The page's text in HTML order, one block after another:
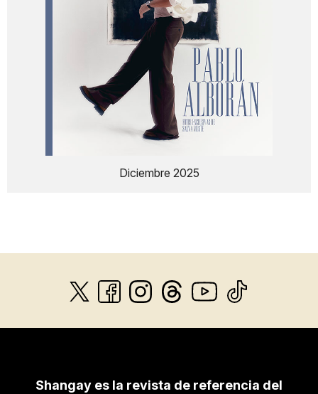
Diciembre 2025
Shangay es la revista de referencia del